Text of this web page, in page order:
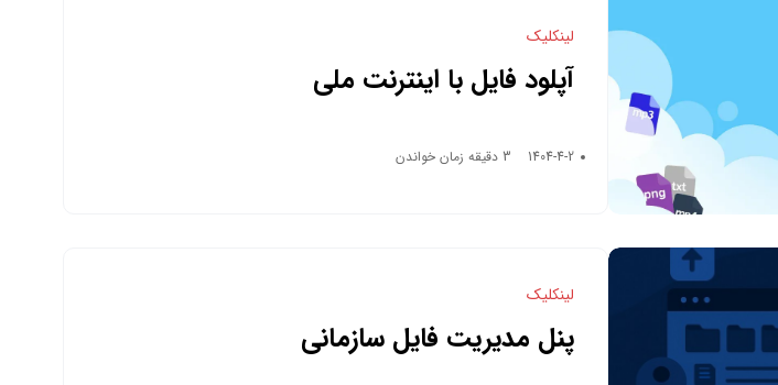
لینکلیک
آپلود فایل با اینترنت ملی
1404-4-2 3 دقیقه زمان خواندن
لینکلیک
پنل مدیریت فایل سازمانی